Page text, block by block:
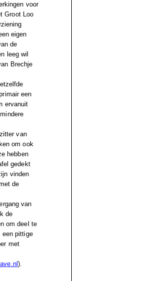
voor
Groot Loo
eigen
de
leeg wil
Brechje
een
ervanuit
van
om ook
hebben
gedekt
vinden
de
van
de
om deel te
een pittige
met
).